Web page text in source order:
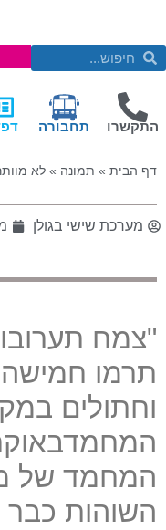
התקשרו תחבורה
דף הבית » תמונה » לא
מערכת שישי בגולן
"צמח
תרמו חמישה
וחתולים
המחמד של
השוהות